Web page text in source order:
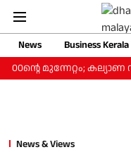
News Business Kerala
മുന്നേറ്റം;
News & Views